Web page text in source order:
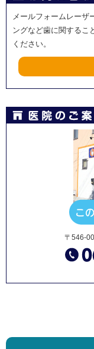
メールフォームレーザ
ングなど歯に関するこ
ください。
〒546-